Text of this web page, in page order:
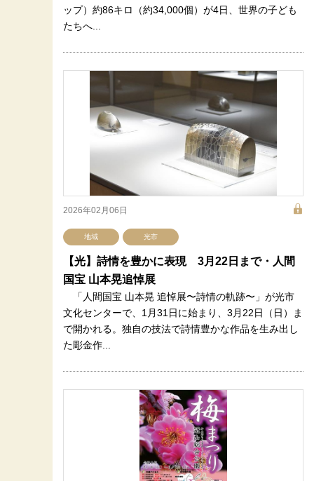
ップ）約86キロ（約34,000個）が4日、世界の子ども
たちへ...
2026年02月06日
地域 光市
【光】詩情を豊かに表現 3月22日まで・人間
国宝 山本晃追悼展
「人間国宝 山本晃 追悼展〜詩情の軌跡〜」が光市
文化センターで、1月31日に始まり、3月22日（日）ま
で開かれる。独自の技法で詩情豊かな作品を生み出し
た彫金作...